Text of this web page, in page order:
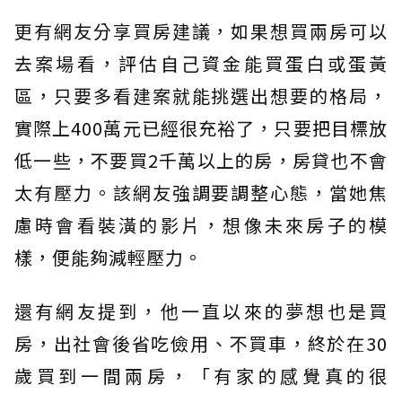
更有網友分享買房建議，如果想買兩房可以
去案場看，評估自己資金能買蛋白或蛋黃
區，只要多看建案就能挑選出想要的格局，
實際上400萬元已經很充裕了，只要把目標放
低一些，不要買2千萬以上的房，房貸也不會
太有壓力。該網友強調要調整心態，當她焦
慮時會看裝潢的影片，想像未來房子的模
樣，便能夠減輕壓力。
還有網友提到，他一直以來的夢想也是買
房，出社會後省吃儉用、不買車，終於在30
歲買到一間兩房，「有家的感覺真的很